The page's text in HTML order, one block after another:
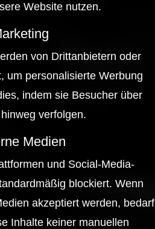
Website nutzen.
von Drittanbietern oder
um personalisierte Werbung
indem sie Besucher über
verfolgen.
Medien
und Social-Media-
blockiert. Wenn
akzeptiert werden, bedarf
Inhalte keiner manuellen